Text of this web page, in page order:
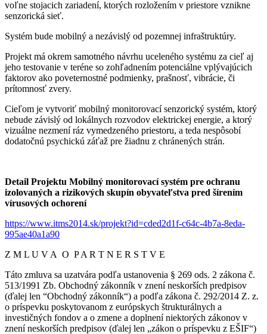
voľne stojacich zariadení, ktorých rozložením v priestore vznikne
senzorická sieť.
Systém bude mobilný a nezávislý od pozemnej infraštruktúry.
Projekt má okrem samotného návrhu uceleného systému za cieľ aj
jeho testovanie v teréne so zohľadnením potenciálne vplývajúcich
faktorov ako poveternostné podmienky, prašnosť, vibrácie, či
prítomnosť zvery.
Cieľom je vytvoriť mobilný monitorovací senzorický systém, ktorý
nebude závislý od lokálnych rozvodov elektrickej energie, a ktorý
vizuálne nezmení ráz vymedzeného priestoru, a teda nespôsobí
dodatočnú psychickú záťaž pre žiadnu z chránených strán.
Detail Projektu Mobilný monitorovací systém pre ochranu
izolovaných a rizikových skupín obyvateľstva pred šírením
vírusových ochorení
https://www.itms2014.sk/projekt?id=cded2d1f-c64c-4b7a-8eda-
995ae40a1a90
Z M L U V A O P A R T N E R S T V E
Táto zmluva sa uzatvára podľa ustanovenia § 269 ods. 2 zákona č.
513/1991 Zb. Obchodný zákonník v znení neskorších predpisov
(ďalej len “Obchodný zákonník“) a podľa zákona č. 292/2014 Z. z.
o príspevku poskytovanom z európskych štrukturálnych a
investičných fondov a o zmene a doplnení niektorých zákonov v
znení neskorších predpisov (ďalej len „zákon o príspevku z EŠIF“)